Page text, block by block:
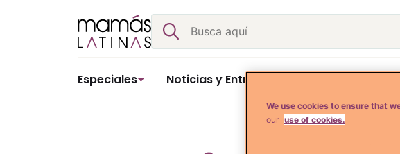
Buscar
Especiales Noticias y Entretenimiento
We use cookies to ensure that
our use of cookies.